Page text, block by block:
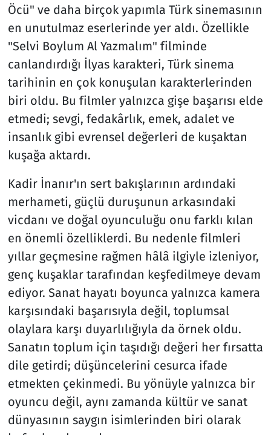
Öcü" ve daha birçok yapımla Türk sinemasının
en unutulmaz eserlerinde yer aldı. Özellikle
"Selvi Boylum Al Yazmalım" filminde
canlandırdığı İlyas karakteri, Türk sinema
tarihinin en çok konuşulan karakterlerinden
biri oldu. Bu filmler yalnızca gişe başarısı elde
etmedi; sevgi, fedakârlık, emek, adalet ve
insanlık gibi evrensel değerleri de kuşaktan
kuşağa aktardı.
Kadir İnanır'ın sert bakışlarının ardındaki
merhameti, güçlü duruşunun arkasındaki
vicdanı ve doğal oyunculuğu onu farklı kılan
en önemli özelliklerdi. Bu nedenle filmleri
yıllar geçmesine rağmen hâlâ ilgiyle izleniyor,
genç kuşaklar tarafından keşfedilmeye devam
ediyor. Sanat hayatı boyunca yalnızca kamera
karşısındaki başarısıyla değil, toplumsal
olaylara karşı duyarlılığıyla da örnek oldu.
Sanatın toplum için taşıdığı değeri her fırsatta
dile getirdi; düşüncelerini cesurca ifade
etmekten çekinmedi. Bu yönüyle yalnızca bir
oyuncu değil, aynı zamanda kültür ve sanat
dünyasının saygın isimlerinden biri olarak